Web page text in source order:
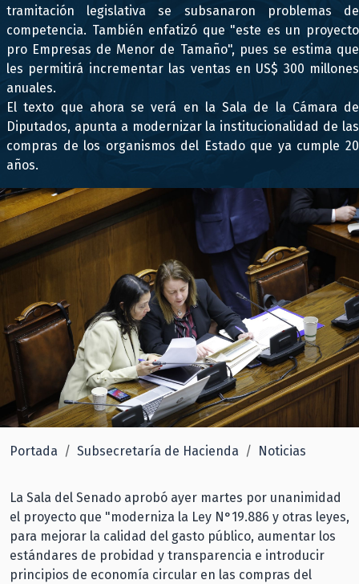
tramitación legislativa se subsanaron problemas de
competencia. También enfatizó que "este es un proyecto
pro Empresas de Menor de Tamaño", pues se estima que
les permitirá incrementar las ventas en US$ 300 millones
anuales. ​​​​
El texto que ahora se verá en la Sala de la Cámara de
Diputados, apunta a modernizar la institucionalidad de las
compras de los organismos del Estado que ya cumple 20
años.
Portada Subsecretaría de Hacienda Noticias
La Sala del Senado aprobó ayer martes por unanimidad
el proyecto que "moderniza la Ley N°19.886 y otras leyes,
para mejorar la calidad del gasto público, aumentar los
estándares de probidad y transparencia e introducir
principios de economía circular en las compras del